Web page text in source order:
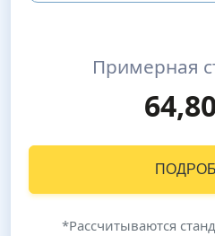
Примерная
*Рассчитываются